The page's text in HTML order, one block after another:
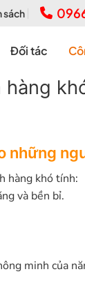
sách
Đối tác
hàng
những
hàng khó tính:
và bền bỉ.
minh của